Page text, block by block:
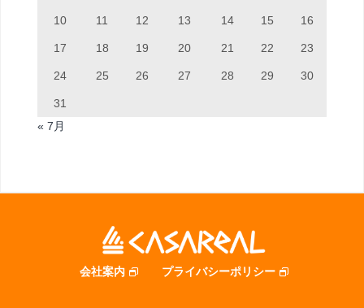
10 11 12 13 14 15 16
17 18 19 20 21 22 23
24 25 26 27 28 29 30
31
« 7月
会社案内 プライバシーポリシー